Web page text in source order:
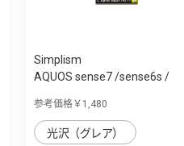
Simplism
AQUOS sense7 /sense6s /
参考価格￥1,480
光沢（グレア）